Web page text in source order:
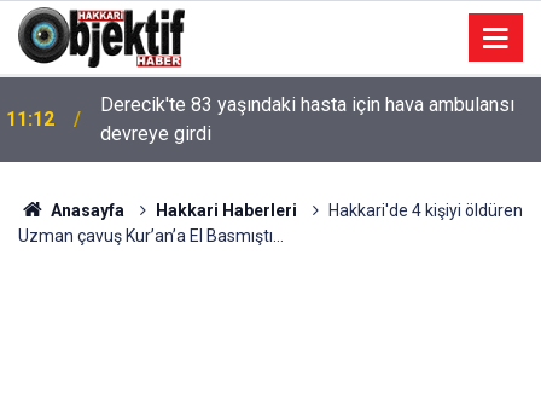
11:12
Derecik'te 83 yaşındaki hasta için hava ambulansı
devreye girdi
Anasayfa Hakkari Haberleri
Hakkari'de 4 kişiyi öldüren
Uzman çavuş Kur’an’a El Basmıştı…